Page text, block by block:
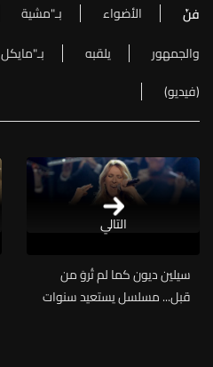
فنّ الأضواء بـ"مشية
والجمهور
يلقبه بـ"مايكل
(فيديو)
التالي
سيلين ديون كما لم تُروَ من
قبل... مسلسل يستعيد سنوات